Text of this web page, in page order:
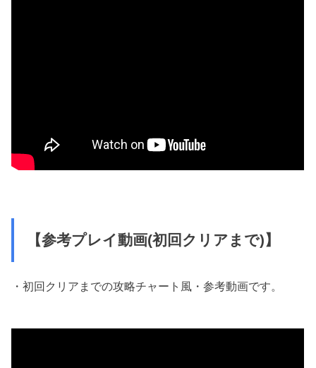
【参考プレイ動画(初回クリアまで)】
・初回クリアまでの攻略チャート風・参考動画です。